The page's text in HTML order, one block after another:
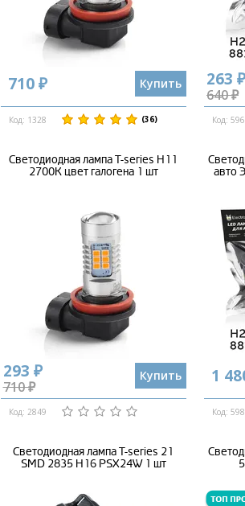
710 ₽ Купить
Код: 1328 (36)
263 ₽
640 ₽
Код:
Светодиодная лампа T-series H11
2700К цвет галогена 1 шт
293 ₽
710 ₽
Купить
Код: 2849
авто
1
Код:
Светодиодная лампа T-series 21
SMD 2835 H16 PSX24W 1 шт